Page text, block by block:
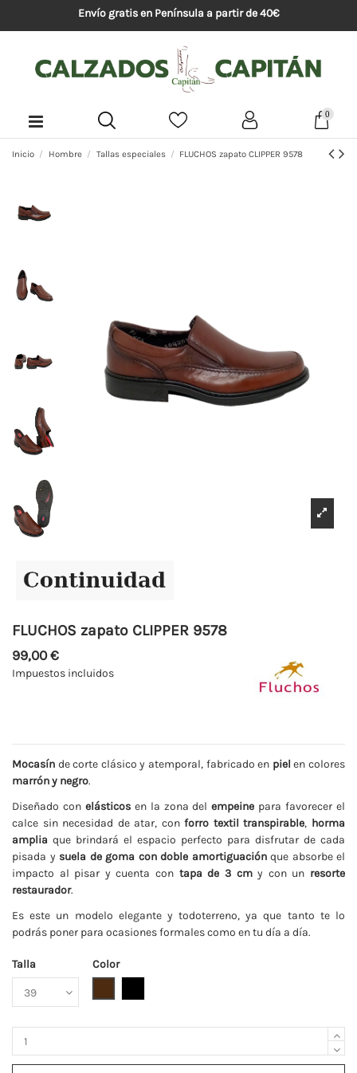
Envío gratis en Península a partir de 40€
0
Inicio Hombre Tallas especiales FLUCHOS zapato CLIPPER 9578
FLUCHOS zapato CLIPPER 9578
99,00 €
Impuestos incluidos
Mocasín de corte clásico y atemporal, fabricado en piel en colores
marrón y negro.
Diseñado con elásticosen la zona delempeine para favorecer el
calce sin necesidad de atar, conforro textil transpirable, horma
amplia que brindará el espacio perfecto para disfrutar de cada
pisada y suela de goma con doble amortiguaciónque absorbe el
impacto al pisar y cuenta con tapa de 3 cmy con un resorte
restaurador.
Es este un modelo elegante y todoterreno, ya que tanto te lo
podrás poner para ocasiones formales como en tu día a día.
Talla
Color